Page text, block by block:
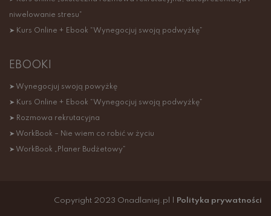
niwelowanie stresu”
➤ Kurs Online + Ebook “Wynegocjuj swoją podwyżkę”
EBOOKI
➤ Wynegocjuj swoją powyżkę
➤ Kurs Online + Ebook “Wynegocjuj swoją podwyżkę”
➤ Rozmowa rekrutacyjna
➤ WorkBook – Nie wiem co robić w życiu
➤ WorkBook „Planer Budżetowy”
Copyright 2023 Onadlaniej.pl | Polityka prywatności